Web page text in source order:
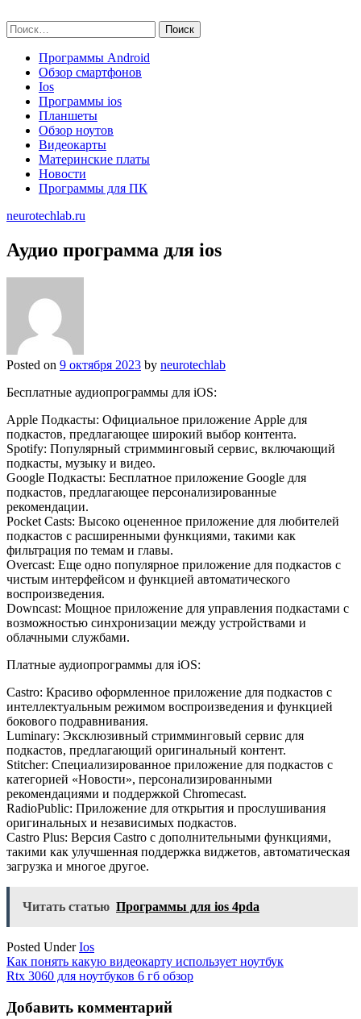
to
content
Найти:
Программы Android
Обзор смартфонов
Ios
Программы ios
Планшеты
Обзор ноутов
Видеокарты
Материнские платы
Новости
Программы для ПК
neurotechlab.ru
Аудио программа для ios
Posted on 9 октября 2023 by neurotechlab
Бесплатные аудиопрограммы для iOS:
Apple Подкасты: Официальное приложение Apple для
подкастов, предлагающее широкий выбор контента.
Spotify: Популярный стримминговый сервис, включающий
подкасты, музыку и видео.
Google Подкасты: Бесплатное приложение Google для
подкастов, предлагающее персонализированные
рекомендации.
Pocket Casts: Высоко оцененное приложение для любителей
подкастов с расширенными функциями, такими как
фильтрация по темам и главы.
Overcast: Еще одно популярное приложение для подкастов с
чистым интерфейсом и функцией автоматического
воспроизведения.
Downcast: Мощное приложение для управления подкастами с
возможностью синхронизации между устройствами и
облачными службами.
Платные аудиопрограммы для iOS:
Castro: Красиво оформленное приложение для подкастов с
интеллектуальным режимом воспроизведения и функцией
бокового подравнивания.
Luminary: Эксклюзивный стримминговый сервис для
подкастов, предлагающий оригинальный контент.
Stitcher: Специализированное приложение для подкастов с
категорией «Новости», персонализированными
рекомендациями и поддержкой Chromecast.
RadioPublic: Приложение для открытия и прослушивания
оригинальных и независимых подкастов.
Castro Plus: Версия Castro с дополнительными функциями,
такими как улучшенная поддержка виджетов, автоматическая
загрузка и многое другое.
Читать статью Программы для ios 4pda
Posted UnderIos
Навигация
по
записям
Как понять какую видеокарту использует ноутбук
Rtx 3060 для ноутбуков 6 гб обзор
Добавить комментарий